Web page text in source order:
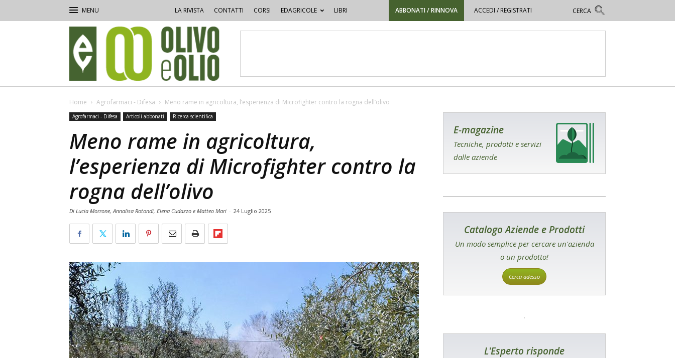
LA RIVISTA CONTATTI CORSI EDAGRICOLE LIBRI ABBONATI / RINNOVA ACCEDI / REGISTRATI
e
Olio
Home Agrofarmaci - Difesa Meno rame in agricoltura, l’esperienza di Microfighter contro la rogna dell’olivo
Agrofarmaci - Difesa Articoli abbonati Ricerca scientifica
Meno rame in agricoltura,
l’esperienza di Microfighter contro la
rogna dell’olivo
Di Lucia Morrone, Annalisa Rotondi, Elena Cudazzo e Matteo Mari - 24 Luglio 2025
E-magazine
Tecniche, prodotti e servizi
dalle aziende
Catalogo Aziende e Prodotti
Un modo semplice per cercare un'azienda
o un prodotto!
Cerca adesso
L'Esperto risponde